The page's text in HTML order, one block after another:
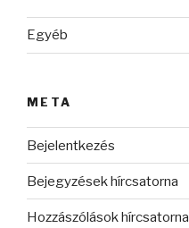
Egyéb
META
Bejelentkezés
Bejegyzések hírcsatorna
Hozzászólások hírcsatorna